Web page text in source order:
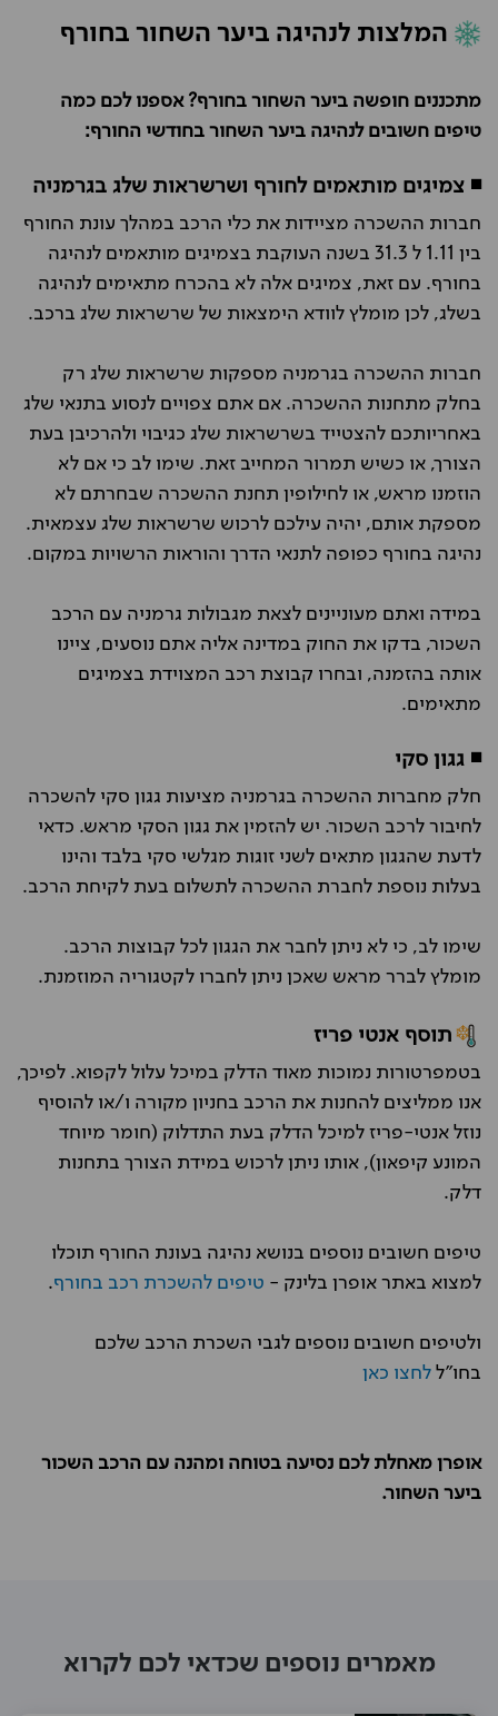
המלצות לנהיגה ביער השחור בחורף
מתכננים חופשה ביער השחור בחורף? אספנו לכם כמה
טיפים חשובים לנהיגה ביער השחור בחודשי החורף:
◾ צמיגים מותאמים לחורף ושרשראות שלג בגרמניה
חברות ההשכרה מציידות את כלי הרכב במהלך עונת החורף
בין 1.11 ל 31.3 בשנה העוקבת בצמיגים מותאמים לנהיגה
בחורף. עם זאת, צמיגים אלה לא בהכרח מתאימים לנהיגה
בשלג, לכן מומלץ לוודא הימצאות של שרשראות שלג ברכב.
חברות ההשכרה בגרמניה מספקות שרשראות שלג רק
בחלק מתחנות ההשכרה. אם אתם צפויים לנסוע בתנאי שלג
באחריותכם להצטייד בשרשראות שלג כגיבוי ולהרכיבן בעת
הצורך, או כשיש תמרור המחייב זאת. שימו לב כי אם לא
הוזמנו מראש, או לחילופין תחנת ההשכרה שבחרתם לא
מספקת אותם, יהיה עילכם לרכוש שרשראות שלג עצמאית.
נהיגה בחורף כפופה לתנאי הדרך והוראות הרשויות במקום.
במידה ואתם מעוניינים לצאת מגבולות גרמניה עם הרכב
השכור, בדקו את החוק במדינה אליה אתם נוסעים, ציינו
אותה בהזמנה, ובחרו קבוצת רכב המצוידת בצמיגים
מתאימים.
◾ גגון סקי
חלק מחברות ההשכרה בגרמניה מציעות גגון סקי להשכרה
לחיבור לרכב השכור. יש להזמין את גגון הסקי מראש. כדאי
לדעת שהגגון מתאים לשני זוגות מגלשי סקי בלבד והינו
בעלות נוספת לחברת ההשכרה לתשלום בעת לקיחת הרכב.
שימו לב, כי לא ניתן לחבר את הגגון לכל קבוצות הרכב.
מומלץ לברר מראש שאכן ניתן לחברו לקטגוריה המוזמנת.
תוסף אנטי פריז
בטמפרטורות נמוכות מאוד הדלק במיכל עלול לקפוא. לפיכך,
אנו ממליצים להחנות את הרכב בחניון מקורה ו/או להוסיף
נוזל אנטי-פריז למיכל הדלק בעת התדלוק (חומר מיוחד
המונע קיפאון), אותו ניתן לרכוש במידת הצורך בתחנות
דלק.
טיפים חשובים נוספים בנושא נהיגה בעונת החורף תוכלו
למצוא באתר אופרן בלינק - טיפים להשכרת רכב בחורף.
ולטיפים חשובים נוספים לגבי השכרת הרכב שלכם
בחו"ל לחצו כאן
אופרן מאחלת לכם נסיעה בטוחה ומהנה עם הרכב השכור
ביער השחור.
מאמרים נוספים שכדאי לכם לקרוא